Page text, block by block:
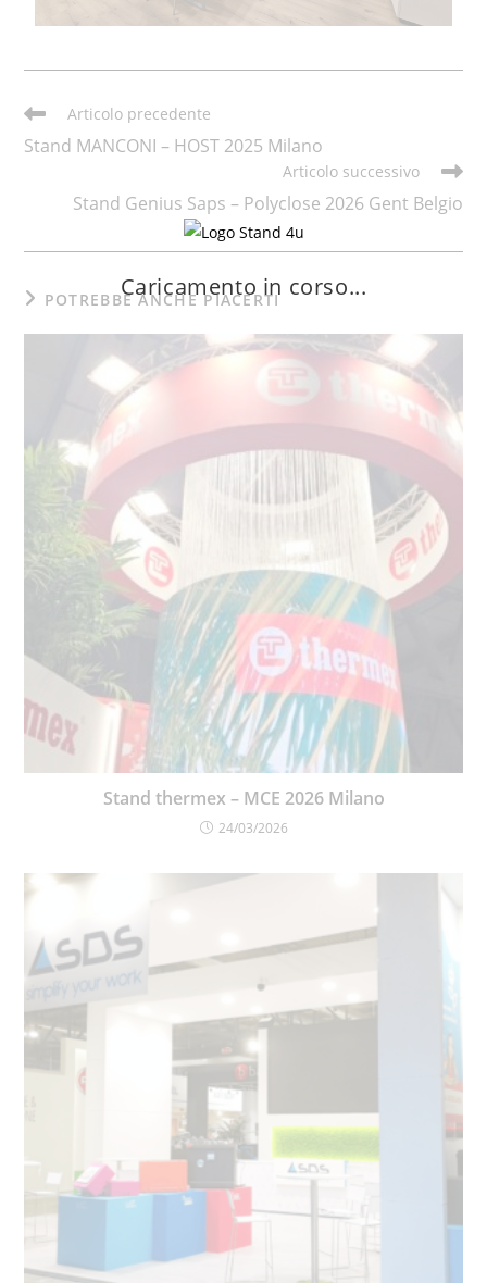
Caricamento in corso...
Articolo precedente
Stand MANCONI – HOST 2025 Milano
Articolo successivo
Stand Genius Saps – Polyclose 2026 Gent Belgio
POTREBBE ANCHE PIACERTI
Stand thermex – MCE 2026 Milano
24/03/2026